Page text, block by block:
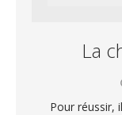
La
Pour réussir,